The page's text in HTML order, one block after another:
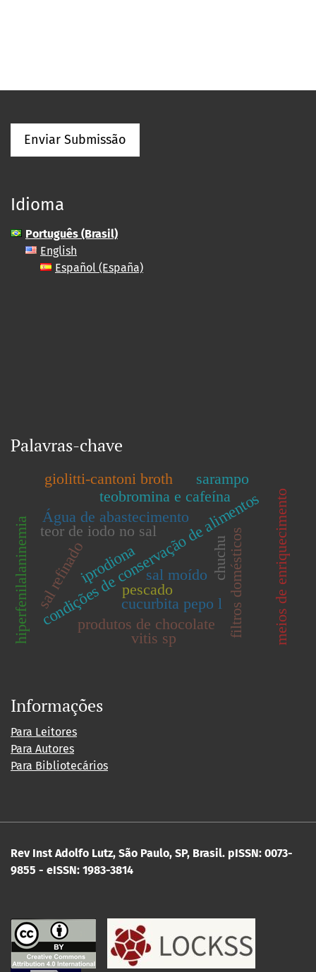
Enviar Submissão
Idioma
Português (Brasil)
English
Español (España)
Palavras-chave
pescado
condições de conservação de alimentos
hiperfenilalaninemia filtros domésticos
Água de abastecimento
produtos de chocolate
teobromina e cafeína
sal refinado sal moído
teor de iodo no sal
giolitti-cantoni broth
meios de enriquecimento
cucurbita pepo l
chuchu
vitis sp
iprodiona
sarampo
Informações
Para Leitores
Para Autores
Para Bibliotecários
Rev Inst Adolfo Lutz, São Paulo, SP, Brasil. pISSN: 0073-
9855 - eISSN: 1983-3814